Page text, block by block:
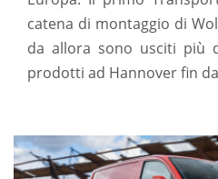
catena di montaggio di
da allora sono usciti più
prodotti ad Hannover fin